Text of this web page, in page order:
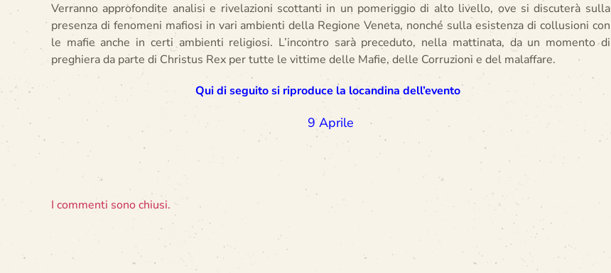
Verranno approfondite analisi e rivelazioni scottanti in un pomeriggio di alto livello, ove si discuterà sulla
presenza di fenomeni mafiosi in vari ambienti della Regione Veneta, nonché sulla esistenza di collusioni con
le mafie anche in certi ambienti religiosi. L’incontro sarà preceduto, nella mattinata, da un momento di
preghiera da parte di Christus Rex per tutte le vittime delle Mafie, delle Corruzioni e del malaffare.
Qui di seguito si riproduce la locandina dell’evento
9 Aprile
I commenti sono chiusi.